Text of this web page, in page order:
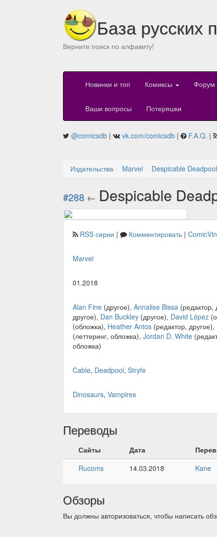
База русских
Верните поиск по алфавиту!
Новинки и топ Комиксы Форум
Ваши вопросы Потеряшки
@comicsdb | vk.com/comicsdb | F.A.Q. |
Издательства Marvel Despicable
#288 ← Despicable
RSS серии | Комментировать |
Marvel
01.2018
Alan Fine (другое), Annalise Bissa (редактор,
другое), Dan Buckley (другое), David López
(обложка), Heather Antos (редактор, другое),
(леттеринг, обложка), Jordan D. White
обложка)
Cable, Deadpool, Stryfe
Dinosaurs, Vampires
Переводы
Сайты Дата
Rucoms
14.03.2018 Kane
Обзоры
Вы должны авторизоваться, чтобы написать